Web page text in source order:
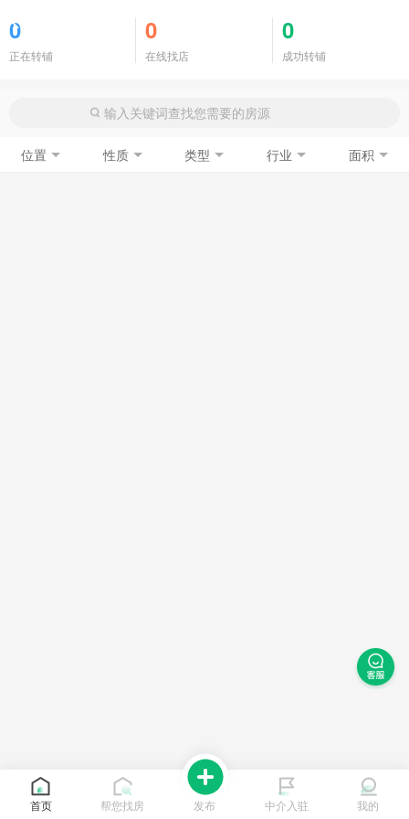
0
正在转铺
0
在线找店
0
成功转铺
位置 性质 类型 行业 面积
首页 帮您找房 发布 中介入驻 我的